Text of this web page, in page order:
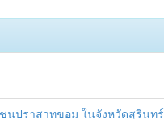
นปราสาทขอม ในจังหวัดสุรินทร์